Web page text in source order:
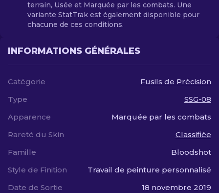
terrain, Usée et Marquée par les combats. Une
variante StatTrak est également disponible pour
chacune de ces conditions.
INFORMATIONS GÉNÉRALES
Catégorie
Fusils de Précision
Type
SSG-08
Apparence
Marquée par les combats
Rareté du Skin
Classifiée
Famille
Bloodshot
Style de Finition
Travail de peinture personnalisé
Date de Sortie
18 novembre 2019